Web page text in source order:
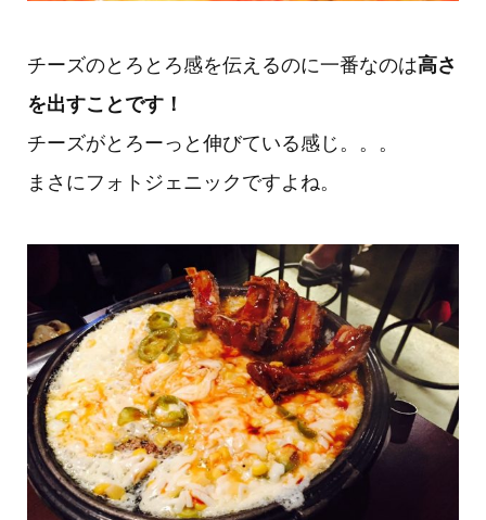
チーズのとろとろ感を伝えるのに一番なのは高さ
を出すことです！
チーズがとろーっと伸びている感じ。。。
まさにフォトジェニックですよね。